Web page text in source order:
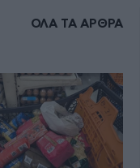
ΟΛΑ ΤΑ ΑΡΘΡΑ